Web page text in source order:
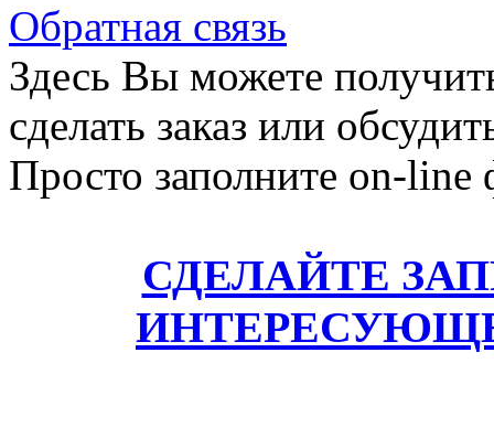
Обратная связь
Здесь Вы можете
сделать заказ или
Просто заполните on-
СДЕЛАЙТЕ